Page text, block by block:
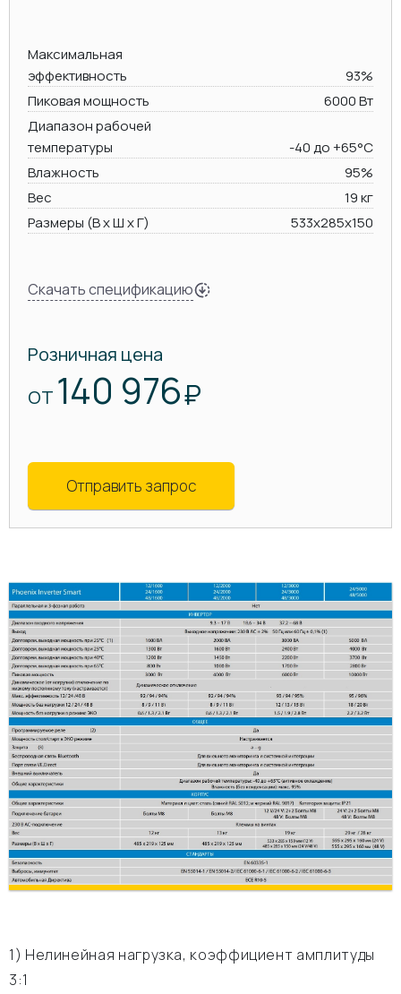
Максимальная
эффективность
93%
Пиковая мощность
6000 Вт
Диапазон рабочей
температуры
-40 до +65°C
Влажность
95%
Вес
19 кг
Размеры (В х Ш х Г)
533x285x150
Скачать спецификацию
Розничная цена
ОТ 140 976₽
Отправить запрос
1) Нелинейная нагрузка, коэффициент амплитуды
3:1